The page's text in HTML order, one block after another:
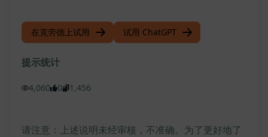
在克劳德上试用 试用 ChatGPT
提示统计
4,060 0 1,456
请注意：上述说明未经审核，不准确。为了更好地了